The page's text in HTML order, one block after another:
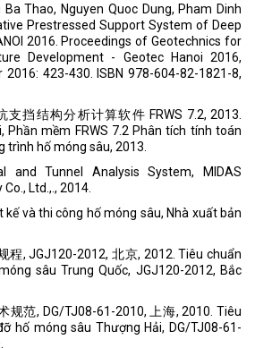
Thao, Nguyen Quoc Dung, Pham Dinh
Prestressed Support System of Deep
2016. Proceedings of Geotechnics for
Development - Geotec Hanoi 2016,
2016: 423-430. ISBN 978-604-82-1821-8,
挡结构分析计算软件 FRWS 7.2, 2013.
Phần mềm FRWS 7.2 Phân tích tính toán
trình hố móng sâu, 2013.
and Tunnel Analysis System, MIDAS
Ltd.,., 2014.
kế và thi công hố móng sâu, Nhà xuất bản
程, JGJ120-2012, 北京, 2012. Tiêu chuẩn
sâu Trung Quốc, JGJ120-2012, Bắc
规范, DG/TJ08-61-2010, 上海, 2010. Tiêu
hố móng sâu Thượng Hải, DG/TJ08-61-